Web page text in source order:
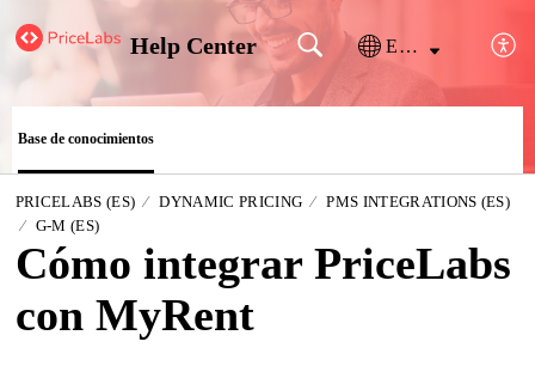
Help Center Español (España)
Base de conocimientos
PRICELABS (ES) DYNAMIC PRICING
PMS INTEGRATIONS (ES)
G-M (ES)
Cómo integrar PriceLabs
con MyRent